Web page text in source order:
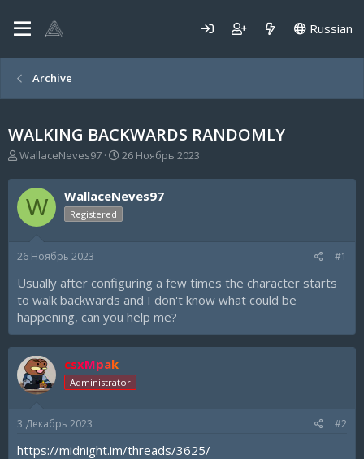
Russian
Archive
WALKING BACKWARDS RANDOMLY
А
т
о
р
т
м
WallaceNeves97
Д
т
а
а
26 Ноябрь 2023
W WallaceNeves97
Registered
26 Ноябрь 2023 #1
Usually after configuring a few times the character starts
to walk backwards and I don't know what could be
happening, can you help me?
csxMpak
Administrator
3 Декабрь 2023 #2
https://midnight.im/threads/3625/